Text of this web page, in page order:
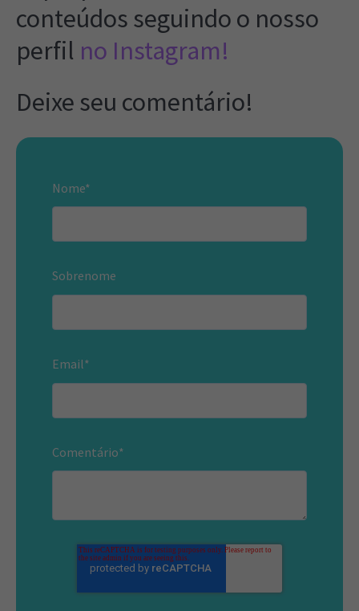
conteúdos seguindo o nosso
perfil no Instagram!
Deixe seu comentário!
Nome*
Sobrenome
Email*
Comentário*